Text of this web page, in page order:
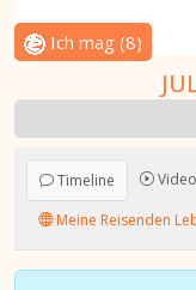
Ich mag (8)
Timeline
Meine Reisenden